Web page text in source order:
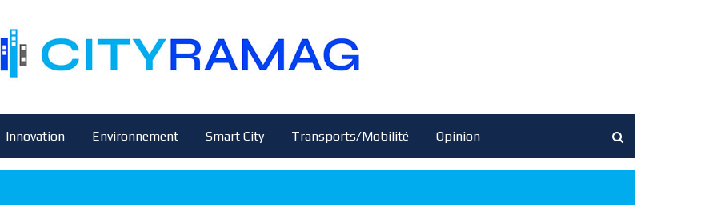
Innovation Environnement Smart City Transports/Mobilité Opinion